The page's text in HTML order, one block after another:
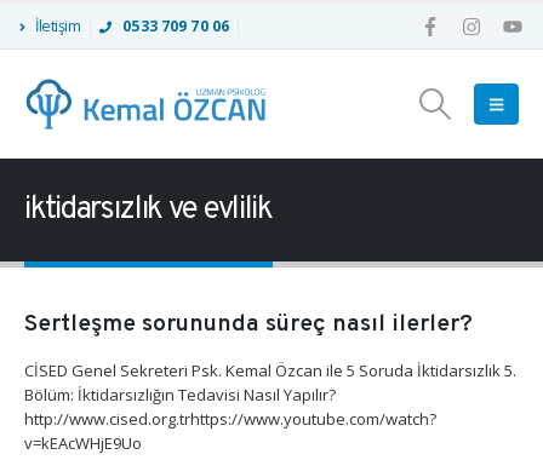
İletişim 0533 709 70 06
iktidarsızlık ve evlilik
Sertleşme sorununda süreç nasıl ilerler?
CİSED Genel Sekreteri Psk. Kemal Özcan ile 5 Soruda İktidarsızlık 5.
Bölüm: İktidarsızlığın Tedavisi Nasıl Yapılır?
http://www.cised.org.trhttps://www.youtube.com/watch?
v=kEAcWHjE9Uo